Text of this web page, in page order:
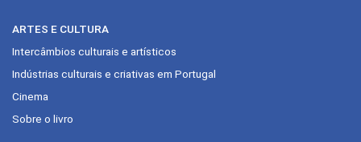
ARTES E CULTURA
Intercâmbios culturais e artísticos
Indústrias culturais e criativas em Portugal
Cinema
Sobre o livro